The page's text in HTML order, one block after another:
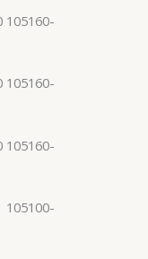
105160-
105160-
105160-
105100-